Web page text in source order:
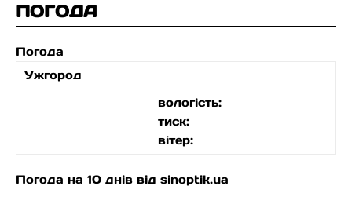
ПОГОДА
Погода
Ужгород
вологість:
тиск:
вітер:
Погода на 10 днів від sinoptik.ua